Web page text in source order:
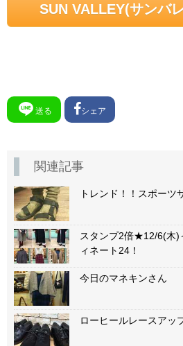
SUN VALLEY(サンバ
送る シェア
関連記事
トレンド！！スポーツ
スタンプ2倍★12/6(木)
ィネート24！
今日のマネキンさん
ローヒールレースアッ